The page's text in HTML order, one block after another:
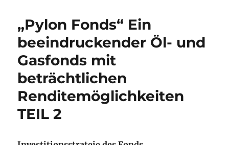
„Pylon Fonds“ Ein
beeindruckender Öl- und
Gasfonds mit
beträchtlichen
Renditemöglichkeiten
TEIL 2